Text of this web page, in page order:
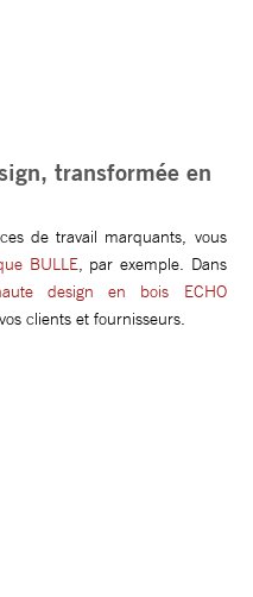
transformée en
de travail marquants, vous
BULLE, par exemple. Dans
design en bois ECHO
clients et fournisseurs.